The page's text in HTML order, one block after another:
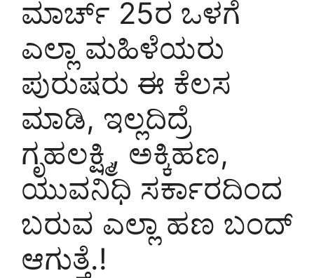
ಮಾರ್ಚ್ 25ರ ಒಳಗೆ
ಎಲ್ಲಾ ಮಹಿಳೆಯರು
ಪುರುಷರು ಈ ಕೆಲಸ
ಮಾಡಿ, ಇಲ್ಲದಿದ್ರೆ
ಗೃಹಲಕ್ಷ್ಮಿ, ಅಕ್ಕಿಹಣ,
ಯುವನಿಧಿ ಸರ್ಕಾರದಿಂದ
ಬರುವ ಎಲ್ಲಾ ಹಣ ಬಂದ್
ಆಗುತ್ತೆ.!